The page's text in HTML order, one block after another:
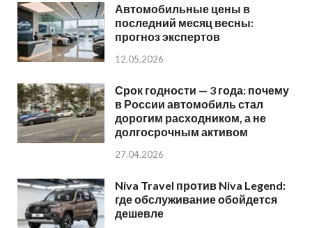
Автомобильные цены в
последний месяц весны:
прогноз экспертов
12.05.2026
Срок годности — 3 года: почему
в России автомобиль стал
дорогим расходником, а не
долгосрочным активом
27.04.2026
Niva Travel против Niva Legend:
где обслуживание обойдется
дешевле